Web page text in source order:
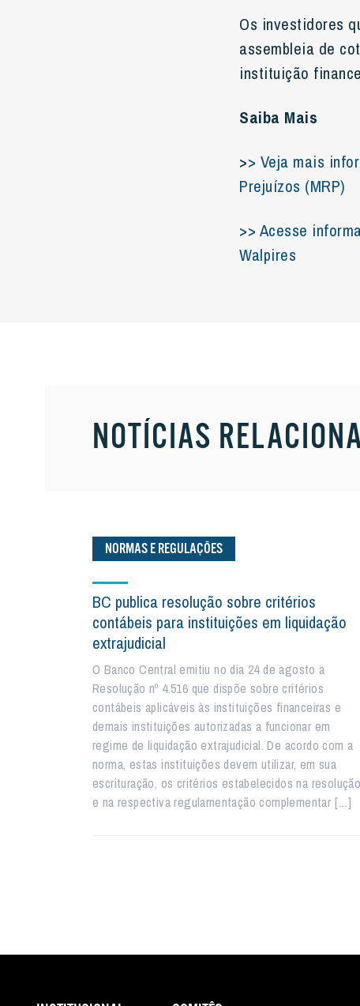
Os investidores
assembleia de
instituição
Saiba Mais
>> Veja mais
Prejuízos (MRP)
>> Acesse
Walpires
NOTÍCIAS
NORMAS E REGULAÇÕES
BC publica resolução sobre critérios
contábeis para instituições em liquidação
extrajudicial
O Banco Central emitiu no dia 24 de agosto a
Resolução nº 4.516 que dispõe sobre critérios
contábeis aplicáveis às instituições financeiras e
demais instituições autorizadas a funcionar em
regime de liquidação extrajudicial. De acordo com a
norma, estas instituições devem utilizar, em sua
escrituração, os critérios estabelecidos na resolução
e na respectiva regulamentação complementar […]